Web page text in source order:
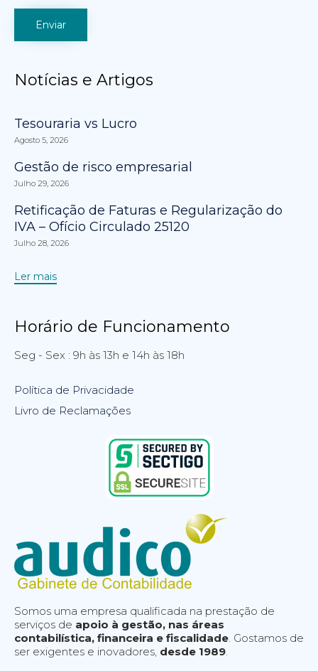
Notícias e Artigos
Tesouraria vs Lucro
Agosto 5, 2026
Gestão de risco empresarial
Julho 29, 2026
Retificação de Faturas e Regularização do
IVA – Ofício Circulado 25120
Julho 28, 2026
Ler mais
Horário de Funcionamento
Seg - Sex : 9h às 13h e 14h às 18h
Política de Privacidade
Livro de Reclamações
Somos uma empresa qualificada na prestação de
serviços de apoio à gestão, nas áreas
contabilística, financeira e fiscalidade. Gostamos de
ser exigentes e inovadores, desde 1989.